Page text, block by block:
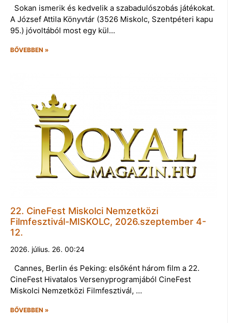
Sokan ismerik és kedvelik a szabadulószobás játékokat.
A József Attila Könyvtár (3526 Miskolc, Szentpéteri kapu
95.) jóvoltából most egy kül…
BŐVEBBEN »
22. CineFest Miskolci Nemzetközi
Filmfesztivál-MISKOLC, 2026.szeptember 4-
12.
2026. július. 26. 00:24
Cannes, Berlin és Peking: elsőként három film a 22.
CineFest Hivatalos Versenyprogramjából CineFest
Miskolci Nemzetközi Filmfesztivál, …
BŐVEBBEN »